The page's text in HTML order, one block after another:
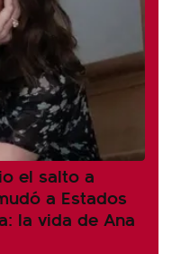
el salto a
a Estados
la vida de Ana